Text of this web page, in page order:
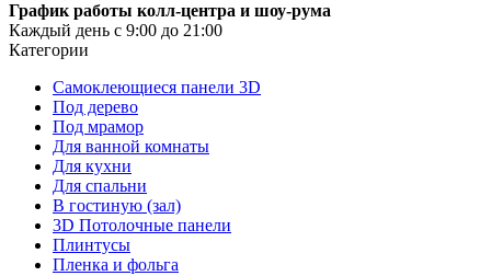
График работы колл-центра и шоу-рума
Каждый день с 9:00 до 21:00
Категории
Самоклеющиеся панели 3D
Под дерево
Под мрамор
Для ванной комнаты
Для кухни
Для спальни
В гостиную (зал)
3D Потолочные панели
Плинтусы
Пленка и фольга